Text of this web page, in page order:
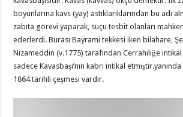
boyunlarına kavs (yay) astıklarıklarından bu adı
zabıta görevi yaparak, suçu tesbit olanları
ederlerdi. Burası Bayrami tekkesi iken bilahare,
Nizameddin (v.1775) tarafından Cerrahiliğe
sadece Kavasbaşı’nın kabri intikal etmiştir.yanında
1864 tarihli çeşmesi vardır.